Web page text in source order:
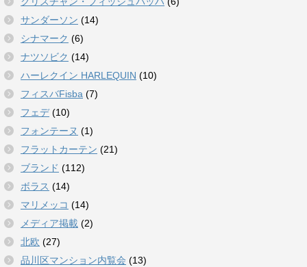
サンダーソン (14)
シナマーク (6)
ナツソビク (14)
ハーレクイン HARLEQUIN (10)
フィスバFisba (7)
フェデ(10)
フォンテーヌ (1)
フラットカーテン (21)
ブランド (112)
ボラス (14)
マリメッコ (14)
メディア掲載 (2)
北欧 (27)
品川区マンション内覧会 (13)